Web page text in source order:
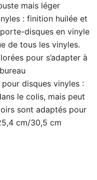
mais léger
: finition huilée et
disques en vinyle
de tous les vinyles.
pour s’adapter à
pour disques vinyles :
le colis, mais peut
sont adaptés pour
cm/30,5 cm